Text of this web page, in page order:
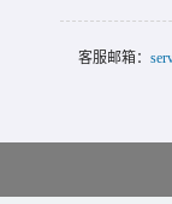
客服邮箱：